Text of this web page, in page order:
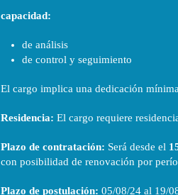
capacidad:
de análisis
de control y seguimiento
El cargo implica una dedicación
Residencia: El cargo requiere
Plazo de contratación: Será desde el
con posibilidad de renovación por
Plazo de postulación: 05/08/24 al 19/